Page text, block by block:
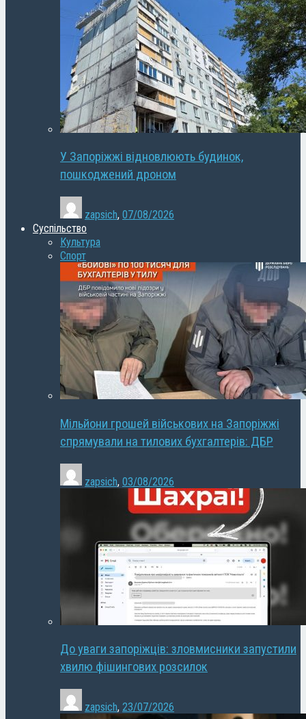
У Запоріжжі відновлюють будинок,
пошкоджений дроном
zapsich, 07/08/2026
Суспільство
Культура
Спорт
Мільйони грошей військових на Запоріжжі
спрямували на тилових бухгалтерів: ДБР
zapsich, 03/08/2026
До уваги запоріжців: зловмисники запустили
хвилю фішингових розсилок
zapsich, 23/07/2026